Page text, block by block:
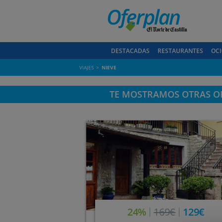
DESTACADAS RESTAURANTES
VIAJES NIEVE
TE MOSTRAMOS OTRAS
24% 169€ 129€